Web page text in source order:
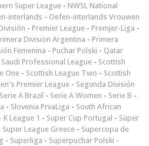
Super League - NWSL National
interlands - Oefen-interlands Vrouwen
- Premier League - Premjer-Liga -
Division Argentina - Primera
Femenina - Puchar Polski - Qatar
Saudi Professional League - Scottish
One - Scottish League Two - Scottish
Premier League - Segunda División
Serie A Brazil - Serie A Women - Serie B -
- Slovenia PrvaLiga - South African
K League 1 - Super Cup Portugal - Süper
Super League Greece - Supercopa de
- Superliga - Superpuchar Polski -